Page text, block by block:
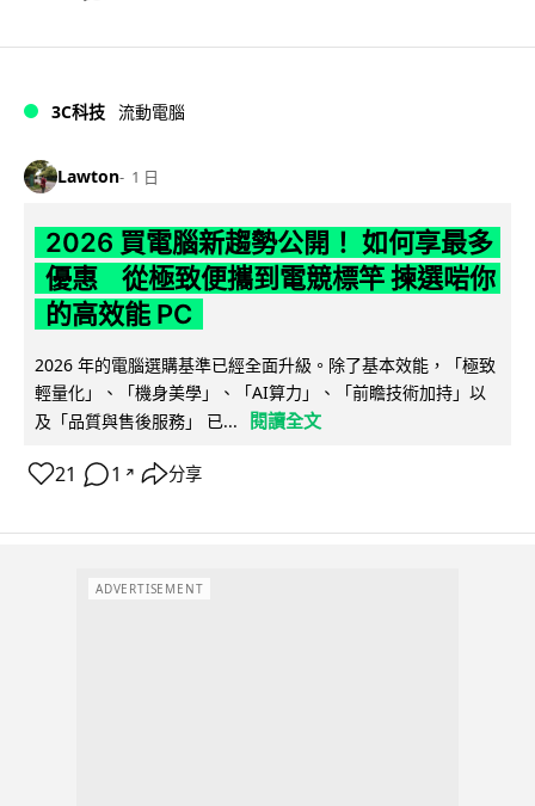
3C科技 流動電腦
Lawton 1 日
2026 買電腦新趨勢公開！ 如何享最多
優惠 從極致便攜到電競標竿 揀選啱你
的高效能 PC
2026 年的電腦選購基準已經全面升級。除了基本效能，「極致
輕量化」、「機身美學」、「AI算力」、「前瞻技術加持」以
及「品質與售後服務」 已...
閱讀全文
21 1 ↗ 分享
ADVERTISEMENT